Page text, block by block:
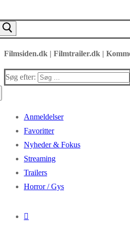
Filmsiden.dk | Filmtrailer.dk |
Søg efter:
Anmeldelser
Favoritter
Nyheder & Fokus
Streaming
Trailers
Horror / Gys